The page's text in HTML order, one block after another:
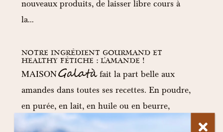
nouveaux produits, de laisser libre cours à
la…
NOTRE INGRÉDIENT GOURMAND ET
HEALTHY FÉTICHE : L’AMANDE !
MAISONGalatàfait la part belle aux
amandes dans toutes ses recettes. En poudre,
en purée, en lait, en huile ou en beurre,
crues, rôties ou légèrement torréfiées, elles